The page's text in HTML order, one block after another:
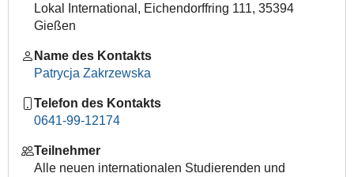
internationale
Welcome
International
2023-
Lokal International, Eichendorffring 111, 35394
Gießen
Name des Kontakts
Patrycja Zakrzewska
Telefon des Kontakts
0641-99-12174
Teilnehmer
Alle neuen internationalen Studierenden und